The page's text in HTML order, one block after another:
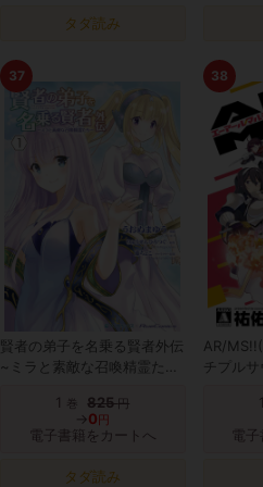
タダ読み
37
賢者の弟子を名乗る賢者外伝
~ミラと素敵な召喚精霊たち
1
巻 825円
→0 円
電子書籍をカートへ
タダ読み
38
AR/
チプル
1
電